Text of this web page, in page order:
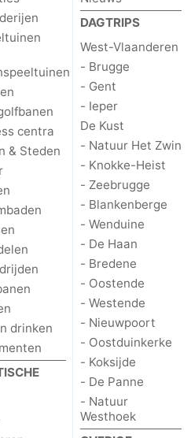
centra
& Steden
drinken
DAGTRIPS
West-Vlaanderen
- Brugge
- Gent
- Ieper
De Kust
- Natuur Het Zwin
- Knokke-Heist
- Zeebrugge
- Blankenberge
- Wenduine
- De Haan
- Bredene
- Oostende
- Westende
- Nieuwpoort
- Oostduinkerke
- Koksijde
- De Panne
- Natuur
Westhoek